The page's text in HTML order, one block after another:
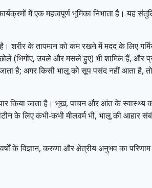
में एक महत्वपूर्ण भूमिका निभाता है। यह
के तापमान को कम रखने में मदद के लिए
छोले (भिगोए, उबले और मसले हुए) भी शामिल हैं, और
जाता है; अगर किसी भालू को सूप पसंद नहीं आता
किया जाता है। भूख, पाचन और आंत के स्वास्थ्य
के लिए कभी-कभी मीलवर्म भी, भालू की आहार
के विज्ञान, करुणा और क्षेत्रीय अनुभव का